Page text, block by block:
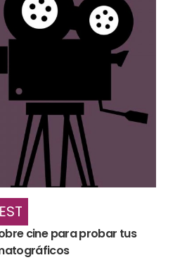
cine para probar tus